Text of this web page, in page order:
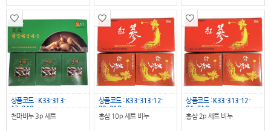
상품코드 :K33-313-
13_218
천마비누 3p 세트
상품코드 :K33-313-12-
02_218
홍삼 10p 세트 비누
상품코드 :K33-313-12-
01_218
홍삼 2p 세트 비누